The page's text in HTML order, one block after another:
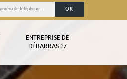
ENTREPRISE DE
DÉBARRAS 37